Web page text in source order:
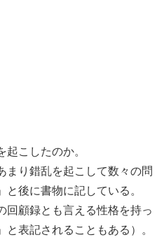
こしたのか。
まり錯乱を起こして数々の問
後に書物に記している。
回顧録とも言える性格を持っ
表記されることもある）。